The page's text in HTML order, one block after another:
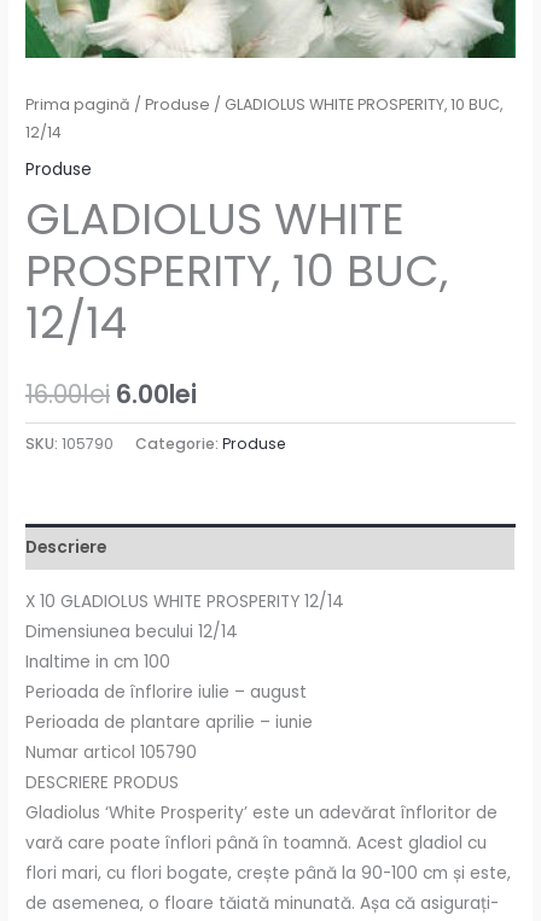
Prima pagină /Produse / GLADIOLUS WHITE PROSPERITY, 10 BUC,
12/14
Produse
GLADIOLUS WHITE
PROSPERITY, 10 BUC,
12/14
16.00lei 6.00lei
SKU:105790 Categorie:Produse
Descriere
X 10 GLADIOLUS WHITE PROSPERITY 12/14
Dimensiunea becului 12/14
Inaltime in cm 100
Perioada de înflorire iulie – august
Perioada de plantare aprilie – iunie
Numar articol 105790
DESCRIERE PRODUS
Gladiolus ‘White Prosperity’ este un adevărat înfloritor de
vară care poate înflori până în toamnă. Acest gladiol cu ​​
flori mari, cu flori bogate, crește până la 90-100 cm și este,
de asemenea, o floare tăiată minunată. Așa că asigurați-